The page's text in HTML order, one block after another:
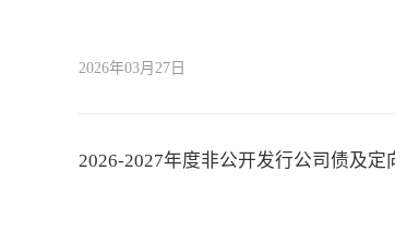
2026年03月27日
2026-2027年度非公开发行公司债及